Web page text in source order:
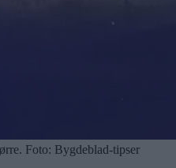
Foto: Bygdeblad-tipser